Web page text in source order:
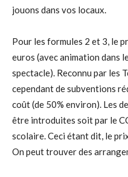
jouons dans vos locaux.
Pour les formules 2 et 3, le
euros (avec animation dans
spectacle). Reconnu par les
cependant de subventions
coût (de 50% environ). Les
être introduites soit par le
scolaire. Ceci étant dit, le
On peut trouver des